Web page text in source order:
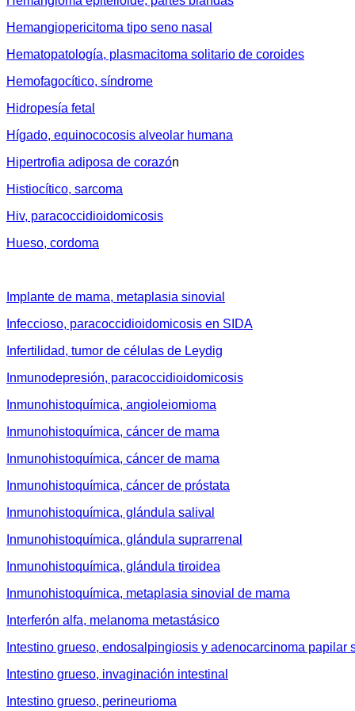
Hemangiopericitoma tipo seno nasal
Hematopatología, plasmacitoma solitario de coroides
Hemofagocítico, síndrome
Hidropesía fetal
Hígado, equinococosis alveolar humana
Hipertrofia adiposa de corazón
Histiocítico, sarcoma
Hiv, paracoccidioidomicosis
Hueso, cordoma
Implante de mama, metaplasia sinovial
Infeccioso, paracoccidioidomicosis en SIDA
Infertilidad, tumor de células de Leydig
Inmunodepresión, paracoccidioidomicosis
Inmunohistoquímica, angioleiomioma
Inmunohistoquímica, cáncer de mama
Inmunohistoquímica, cáncer de mama
Inmunohistoquímica, cáncer de próstata
Inmunohistoquímica, glándula salival
Inmunohistoquímica, glándula suprarrenal
Inmunohistoquímica, glándula tiroidea
Inmunohistoquímica, metaplasia sinovial de mama
Interferón alfa, melanoma metastásico
Intestino grueso, endosalpingiosis y adenocarcinoma papilar
Intestino grueso, invaginación intestinal
Intestino grueso, perineurioma